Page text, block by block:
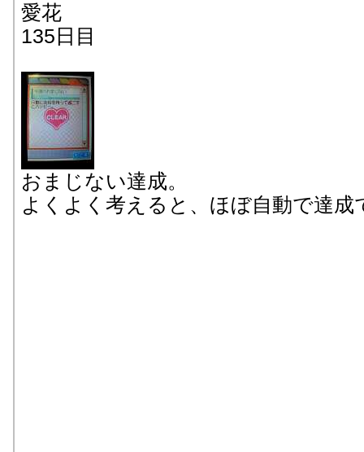
愛花
135日目
おまじない達成。
よくよく考えると、ほぼ自動で達成